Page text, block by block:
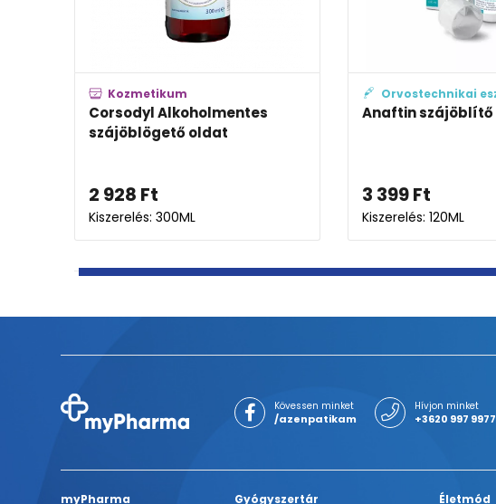
Kozmetikum
Corsodyl Alkoholmentes
szájöblögető oldat
Ft
Kiszerelés: 300ML
Orvostechnikai eszköz
Anaftin szájöblítő
Ft
Kiszerelés: 120ML
Kövessen minket
/azenpatikam
Hívjon minket
+3620 997 9977
myPharma Gyógyszertár Életmód